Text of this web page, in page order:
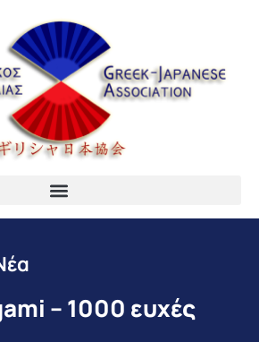
– 1000 ευχές